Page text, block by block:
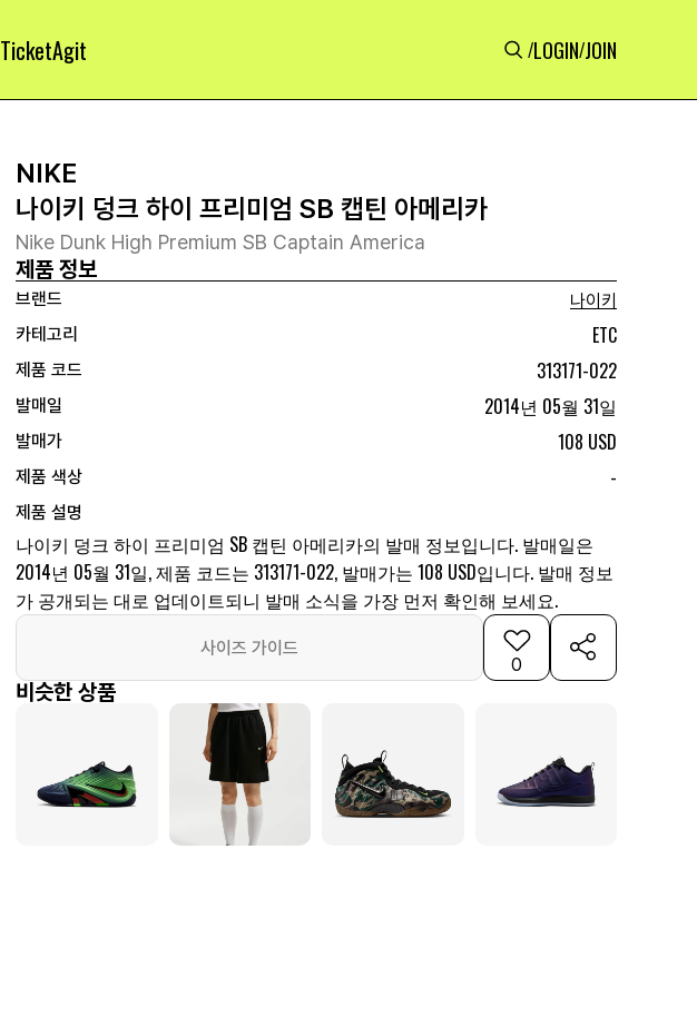
TicketAgit /LOGIN/JOIN
NIKE
나이키 덩크 하이 프리미엄 SB 캡틴 아메리카
Nike Dunk High Premium SB Captain America
제품 정보
브랜드
나이키
카테고리
ETC
제품 코드 313171-022
발매일 2014년 05월 31일
발매가 108 USD
제품 색상 -
제품 설명
나이키 덩크 하이 프리미엄 SB 캡틴 아메리카의 발매 정보입니다. 발매일은
2014년 05월 31일, 제품 코드는 313171-022, 발매가는 108 USD입니다. 발매 정보
가 공개되는 대로 업데이트되니 발매 소식을 가장 먼저 확인해 보세요.
사이즈 가이드
0
비슷한 상품